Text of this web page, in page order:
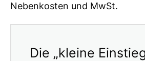
Nebenkosten und MwSt.
Die „kleine